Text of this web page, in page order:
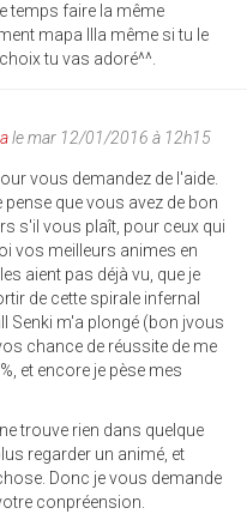
temps faire la même
mapa Illa même si tu le
tu vas adoré^^.
le mar 12/01/2016 à 12h15
vous demandez de l'aide.
pense que vous avez de bon
s'il vous plaît, pour ceux qui
vos meilleurs animes en
aient pas déjà vu, que je
de cette spirale infernal
Senki m'a plongé (bon jvous
chance de réussite de me
et encore je pèse mes
trouve rien dans quelque
regarder un animé, et
Donc je vous demande
conpréension.